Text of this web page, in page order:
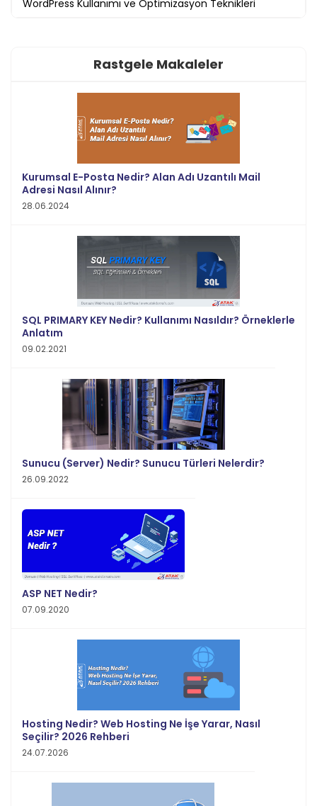
WordPress Kullanımı ve Optimizasyon Teknikleri
Rastgele Makaleler
Kurumsal E-Posta Nedir? Alan Adı Uzantılı Mail
Adresi Nasıl Alınır?
28.06.2024
SQL PRIMARY KEY Nedir? Kullanımı Nasıldır? Örneklerle
Anlatım
09.02.2021
Sunucu (Server) Nedir? Sunucu Türleri Nelerdir?
26.09.2022
ASP NET Nedir?
07.09.2020
Hosting Nedir? Web Hosting Ne İşe Yarar, Nasıl
Seçilir? 2026 Rehberi
24.07.2026